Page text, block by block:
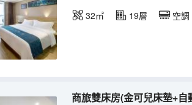
32㎡ 19層 空調
商旅雙床房(金可兒床墊+